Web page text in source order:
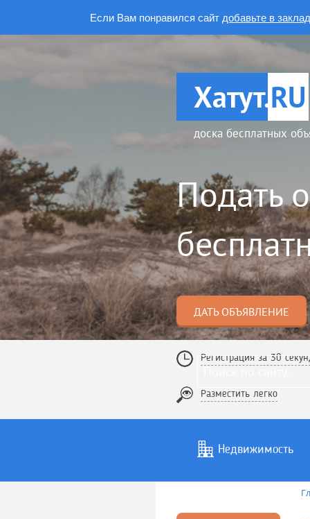
Если Вам понравился сайт добавьте в
Хатут.RU
доска бесплатных
Подать
ДАТЬ ОБЪЯВЛЕНИЕ
Регистрация за 30
Разместить легко
Недвижимость
Услуги